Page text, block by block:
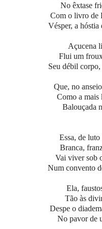
No êxtase
Com o livro de
Vésper, a
Açucena
Flui um
Seu débil
Que, no
Como a mais
Balouçada
Essa, de luto
Branca,
Vai viver sob
Num convento
Ela,
Tão às
Despe o
No pavor de